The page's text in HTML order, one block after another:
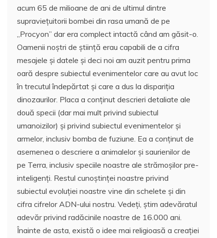
acum 65 de milioane de ani de ultimul dintre
supraviețuitorii bombei din rasa umană de pe
„Procyon” dar era complect intactă când am găsit-o.
Oamenii noștri de știință erau capabili de a cifra
mesajele și datele și deci noi am auzit pentru prima
oară despre subiectul evenimentelor care au avut loc
în trecutul îndepărtat și care a dus la dispariția
dinozaurilor. Placa a conținut descrieri detaliate ale
două specii (dar mai mult privind subiectul
umanoizilor) și privind subiectul evenimentelor și
armelor, inclusiv bomba de fuziune. Ea a conținut de
asemenea o descriere a animalelor și saurienilor de
pe Terra, inclusiv speciile noastre ale strămoșilor pre-
inteligenți. Restul cunoștinței noastre privind
subiectul evoluției noastre vine din schelete și din
cifra cifrelor ADN-ului nostru. Vedeți, știm adevăratul
adevăr privind radăcinile noastre de 16.000 ani.
Înainte de asta, există o idee mai religioasă a creației